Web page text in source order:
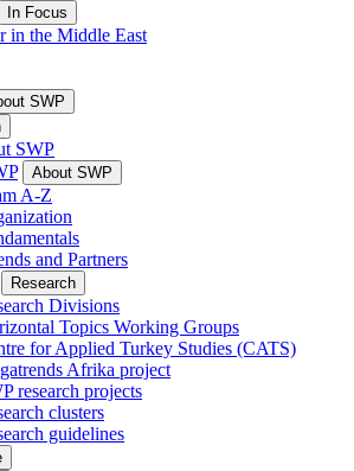
In Focus
in the Middle East
SWP
SWP
About SWP
A-Z
and Partners
Research
Divisions
Topics Working Groups
for Applied Turkey Studies (CATS)
Afrika project
research projects
clusters
guidelines